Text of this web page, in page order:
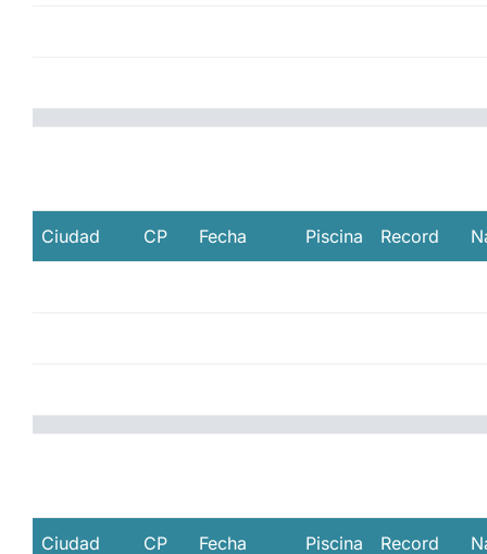
Ciudad CP Fecha Piscina Record
Ciudad CP Fecha Piscina Record